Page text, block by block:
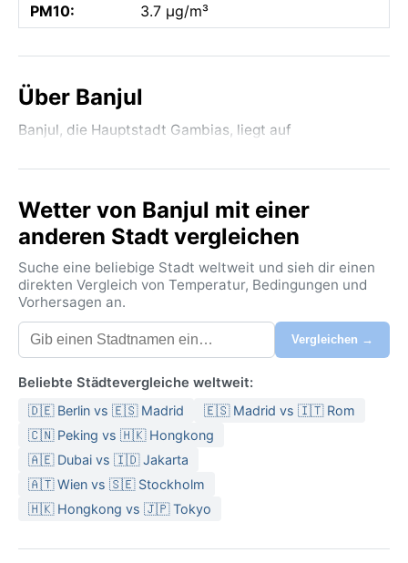
PM10:
3.7 µg/m³
Über Banjul
Banjul, die Hauptstadt Gambias, liegt auf
Wetter von Banjul mit einer
anderen Stadt vergleichen
Suche eine beliebige Stadt weltweit und sieh dir einen
direkten Vergleich von Temperatur, Bedingungen und
Vorhersagen an.
Vergleichen →
Beliebte Städtevergleiche weltweit:
🇩🇪 Berlin vs 🇪🇸 Madrid
🇪🇸 Madrid vs 🇮🇹 Rom
🇨🇳 Peking vs 🇭🇰 Hongkong
🇦🇪 Dubai vs 🇮🇩 Jakarta
🇦🇹 Wien vs 🇸🇪 Stockholm
🇭🇰 Hongkong vs 🇯🇵 Tokyo